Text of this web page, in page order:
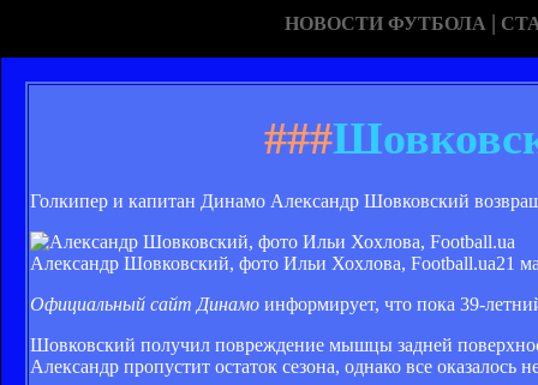
НОВОСТИ ФУТБОЛА |
###
Голкипер и капитан Динамо Александр Шовковский
Александр Шовковский, фото Ильи Хохлова, Football.ua21
Официальный сайт Динамо информирует, что пока 39-
Шовковский получил повреждение мышцы задней
Александр пропустит остаток сезона, однако все оказалось